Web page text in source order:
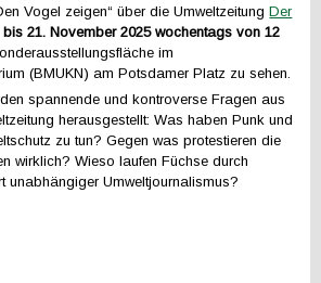
Vogel zeigen“ über die UmweltzeitungDer
bis 21. November 2025 wochentags von 12
im
(BMUKN) am Potsdamer Platz zu sehen.
spannende und kontroverse Fragen aus
herausgestellt: Was haben Punk und
zu tun? Gegen was protestieren die
wirklich? Wieso laufen Füchse durch
unabhängiger Umweltjournalismus?